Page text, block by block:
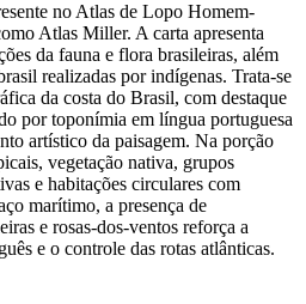
no Atlas de Lopo Homem-
Atlas Miller. A carta apresenta
da fauna e flora brasileiras, além
realizadas por indígenas. Trata-se
da costa do Brasil, com destaque
por toponímia em língua portuguesa
artístico da paisagem. Na porção
vegetação nativa, grupos
e habitações circulares com
marítimo, a presença de
e rosas-dos-ventos reforça a
e o controle das rotas atlânticas.